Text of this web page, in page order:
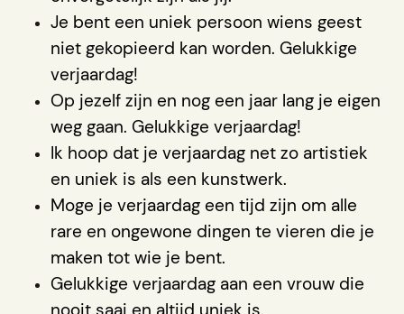
Je bent een uniek persoon wiens geest
niet gekopieerd kan worden. Gelukkige
verjaardag!
Op jezelf zijn en nog een jaar lang je eigen
weg gaan. Gelukkige verjaardag!
Ik hoop dat je verjaardag net zo artistiek
en uniek is als een kunstwerk.
Moge je verjaardag een tijd zijn om alle
rare en ongewone dingen te vieren die je
maken tot wie je bent.
Gelukkige verjaardag aan een vrouw die